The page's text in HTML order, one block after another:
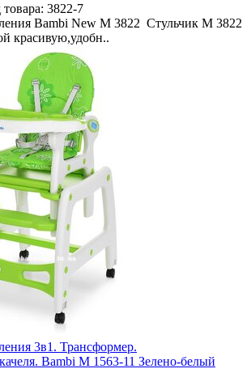
3822-7
Bambi New M 3822 Стульчик M 3822
красивую,удобн..
3в1. Трансформер.
Bambi M 1563-11 Зелено-белый